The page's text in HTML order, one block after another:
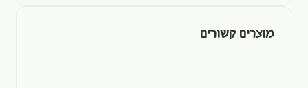
מוצרים קשורים